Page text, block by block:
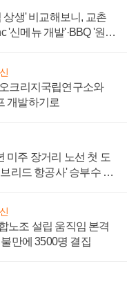
상생' 비교해보니, 교촌
'신메뉴 개발'·BBQ '원가
크리지국립연구소와
개발하기로
미주 장거리 노선 첫 도
리드 항공사' 승부수 통
노조 설립 움직임 본격
만에 3500명 결집